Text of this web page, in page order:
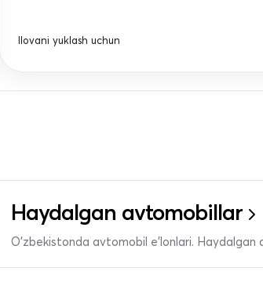
Ilovani yuklash uchun
Haydalgan avtomobillar
O'zbekistonda avtomobil e’lonlari.